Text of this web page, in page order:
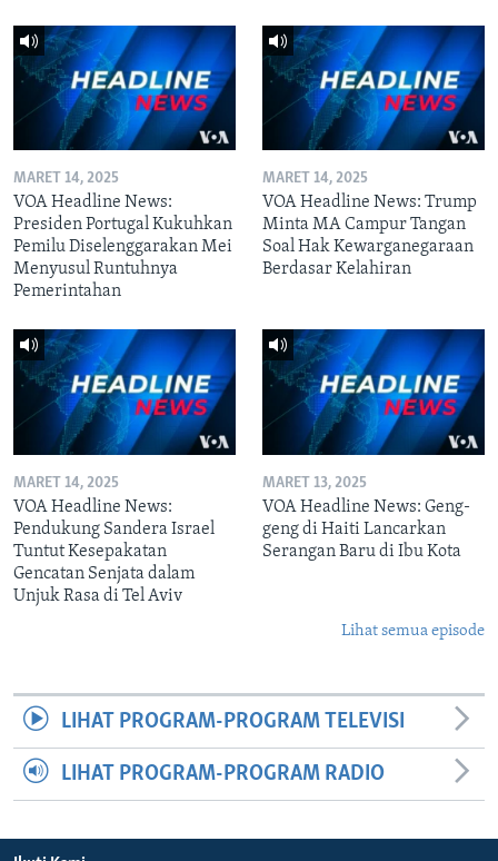
MARET 14, 2025
VOA Headline News:
Presiden Portugal Kukuhkan
Pemilu Diselenggarakan Mei
Menyusul Runtuhnya
Pemerintahan
MARET 14, 2025
VOA Headline News: Trump
Minta MA Campur Tangan
Soal Hak Kewarganegaraan
Berdasar Kelahiran
MARET 14, 2025
VOA Headline News:
Pendukung Sandera Israel
Tuntut Kesepakatan
Gencatan Senjata dalam
Unjuk Rasa di Tel Aviv
MARET 13, 2025
VOA Headline News: Geng-
geng di Haiti Lancarkan
Serangan Baru di Ibu Kota
Lihat semua episode
LIHAT PROGRAM-PROGRAM TELEVISI
LIHAT PROGRAM-PROGRAM RADIO